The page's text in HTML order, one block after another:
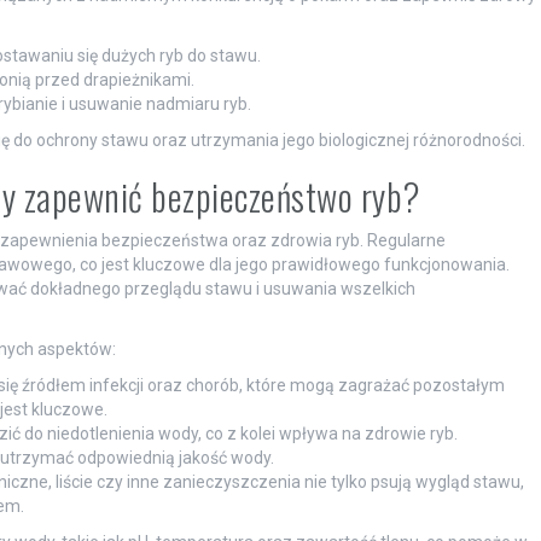
się dużych ryb do stawu.
przed drapieżnikami.
i usuwanie nadmiaru ryb.
ochrony stawu oraz utrzymania jego biologicznej różnorodności.
zapewnić bezpieczeństwo ryb?
bezpieczeństwa oraz zdrowia ryb. Regularne
co jest kluczowe dla jego prawidłowego funkcjonowania.
dokładnego przeglądu stawu i usuwania wszelkich
aspektów:
źródłem infekcji oraz chorób, które mogą zagrażać pozostałym
kluczowe.
do niedotlenienia wody, co z kolei wpływa na zdrowie ryb.
odpowiednią jakość wody.
liście czy inne zanieczyszczenia nie tylko psują wygląd stawu,